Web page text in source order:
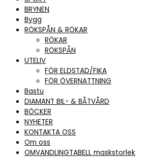
BRYNEN
Bygg
RÖKSPÅN & RÖKAR
RÖKAR
RÖKSPÅN
UTELIV
FÖR ELDSTAD/FIKA
FÖR ÖVERNATTNING
Bastu
DIAMANT BIL- & BÅTVÅRD
BÖCKER
NYHETER
KONTAKTA OSS
Om oss
OMVANDLINGTABELL maskstorlek